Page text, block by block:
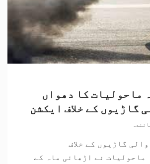
ماحولیات کا دھواں
گاڑیوں کے خلاف ایکشن
گاڑیوں کے خلاف
ماحولیات نے اڑھائی ماہ کے